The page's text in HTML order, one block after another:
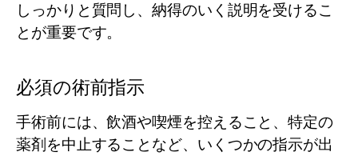
しっかりと質問し、納得のいく説明を受けるこ
とが重要です。
必須の術前指示
手術前には、飲酒や喫煙を控えること、特定の
薬剤を中止することなど、いくつかの指示が出